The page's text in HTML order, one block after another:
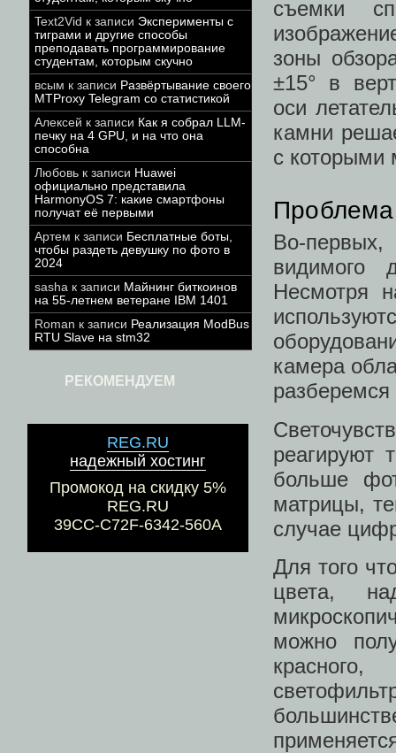
Text2Vid к записи Эксперименты с
тиграми и другие способы
преподавать программирование
студентам, которым скучно
всым к записи Развёртывание своего
MTProxy Telegram со статистикой
Алексей к записи Как я собрал LLM-
печку на 4 GPU, и на что она
способна
Любовь к записи Huawei
официально представила
HarmonyOS 7: какие смартфоны
получат её первыми
Артем к записи Бесплатные боты,
чтобы раздеть девушку по фото в
2024
sasha к записи Майнинг биткоинов
на 55-летнем ветеране IBM 1401
Roman к записи Реализация ModBus
RTU Slave на stm32
РЕКОМЕНДУЕМ
REG.RU
надежный хостинг
Промокод на скидку 5%
REG.RU
39CC-C72F-6342-560A
съемки
зоны
±15° в
оси
камни
с которыми
Во-
видимого
Несмотря
камера
реагируют
больше
матрицы,
случае
Для того
цвета,
можно